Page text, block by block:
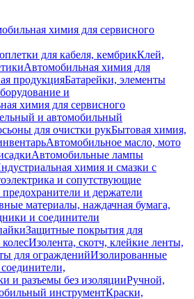
химия для сервисного
для кабеля, кембрикКлей,
Автомобильная химия для
продукцияБатарейки, элементы
и
химия для сервисного
и автомобильный
для очистки рукБытовая химия,
Автомобильное масло, мото
Автомобильные лампы
химия и смазки с
и сопутствующие
и держатели
материалы, наждачная бумага,
и соединители
Защитные покрытия для
Изолента, скотч, клейкие ленты,
для огражденийИзолированные
и разъемы без изоляцииРучной,
инструментКраски,